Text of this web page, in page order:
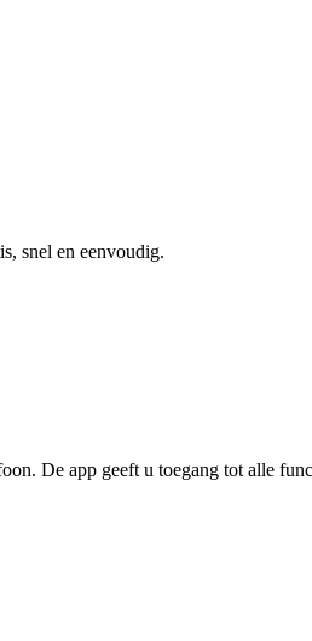
snel en eenvoudig.
De app geeft u toegang tot alle